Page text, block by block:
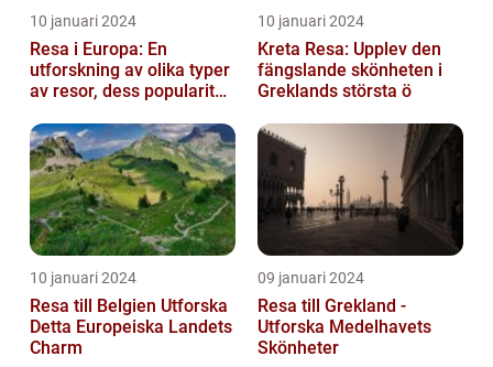
10 januari 2024
Resa i Europa: En
utforskning av olika typer
av resor, dess popularitet
10 januari 2024
Kreta Resa: Upplev den
fängslande skönheten i
Greklands största ö
10 januari 2024
Resa till Belgien Utforska
Detta Europeiska Landets
Charm
09 januari 2024
Resa till Grekland -
Utforska Medelhavets
Skönheter